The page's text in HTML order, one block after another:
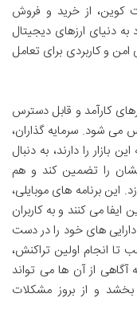
کوین، از خرید و فروش
به دنیای ارزهای دیجیتال
و کاربردی برای تعامل
کارآمد و قابل دسترس
شود. سرمایه گذاران،
بازار را دارند، به دنبال
را تضمین کند و هم
این برنامه های موبایلی،
می کنند و به کاربران
های خود را در دست
تا انجام اولین تراکنش،
از آن ها می تواند
و از بروز مشکلات